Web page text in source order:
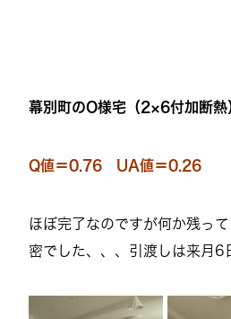
幕別町のO様宅（2×6付加断熱
Q値＝0.76 UA値＝0.26
ほぼ完了なのですが何か残っ
密でした、、、引渡しは来月6